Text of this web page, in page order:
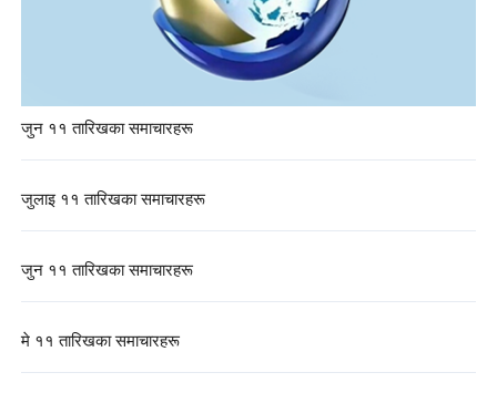
जुन ११ तारिखका समाचारहरू
जुलाइ ११ तारिखका समाचारहरू
जुन ११ तारिखका समाचारहरू
मे ११ तारिखका समाचारहरू